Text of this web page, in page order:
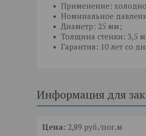
Применение:
Номинальное
Диаметр: 25 мм;
Толщина стенки: 3,5
Гарантия: 10 лет со
Информация для
Цена: 2,89 руб./пог.м